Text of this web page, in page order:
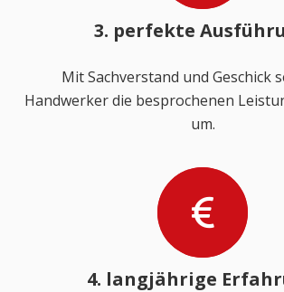
3. perfekte
Mit Sachverstand und Geschick
Handwerker die besprochenen
um.
4. langjährige